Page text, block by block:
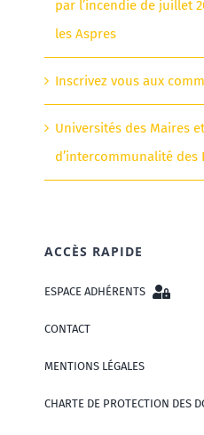
par l’incendie de juillet
les Aspres
Inscrivez vous aux
Universités des Maires
d’intercommunalité des
ACCÈS RAPIDE
ESPACE ADHÉRENTS
CONTACT
MENTIONS LÉGALES
CHARTE DE PROTECTION DES